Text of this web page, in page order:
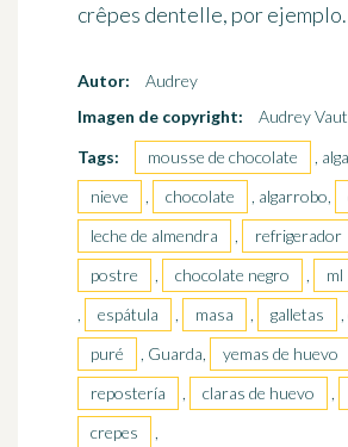
crêpes dentelle, por ejemplo.
Autor:
Audrey
Imagen de copyright:
Audrey
Tags:
mousse de chocolate
,
nieve
, chocolate , algarrobo,
leche de almendra
, refrigerador
postre
, chocolate negro , ml
,
espátula , masa , galletas
puré
, Guarda, yemas de huevo
repostería
, claras de huevo ,
crepes
,